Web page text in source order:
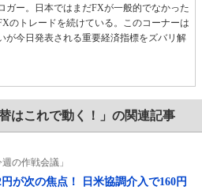
ガー。日本ではまだFXが一般的でなかった
のトレードを続けている。このコーナーは
が今日発表される重要経済指標をズバリ解
はこれで動く！」の関連記事
の作戦会議」
が次の焦点！ 日米協調介入で160円